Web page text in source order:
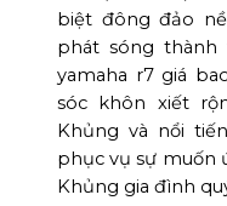
biệt đông đảo
phát sóng thành
yamaha r7 giá
sóc khôn xiết
Khủng và nổi
phục vụ sự muốn
Khủng gia đình